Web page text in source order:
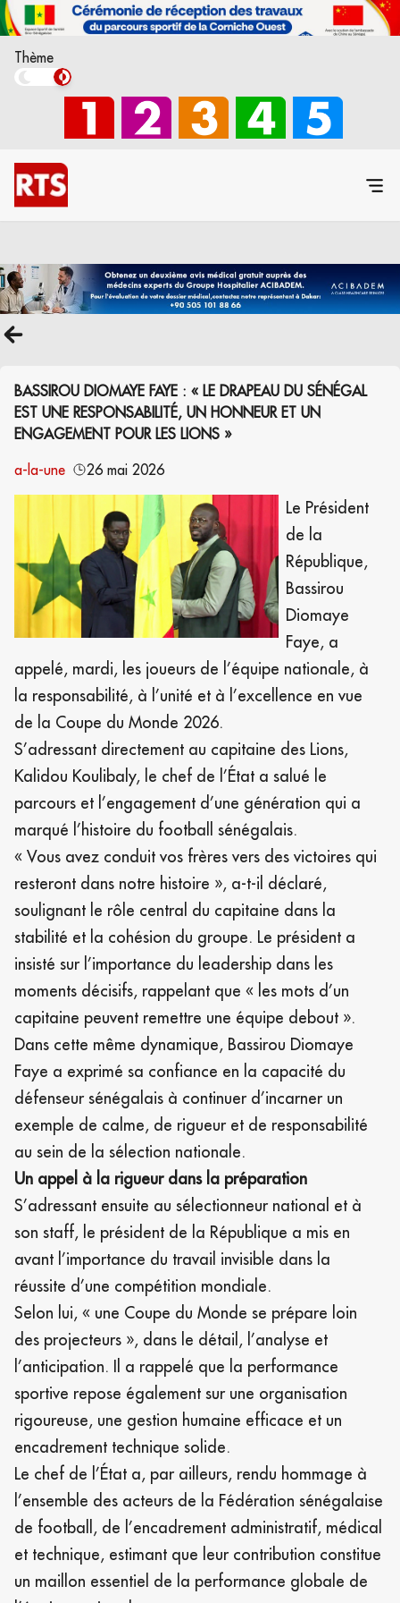
Thème
BASSIROU DIOMAYE FAYE : « LE DRAPEAU DU SÉNÉGAL
EST UNE RESPONSABILITÉ, UN HONNEUR ET UN
ENGAGEMENT POUR LES LIONS »
a-la-une
26 mai 2026
Le Président
de la
République,
Bassirou
Diomaye
Faye, a
appelé, mardi, les joueurs de l’équipe nationale, à
la responsabilité, à l’unité et à l’excellence en vue
de la Coupe du Monde 2026.
S’adressant directement au capitaine des Lions,
Kalidou Koulibaly, le chef de l’État a salué le
parcours et l’engagement d’une génération qui a
marqué l’histoire du football sénégalais.
« Vous avez conduit vos frères vers des victoires qui
resteront dans notre histoire », a-t-il déclaré,
soulignant le rôle central du capitaine dans la
stabilité et la cohésion du groupe. Le président a
insisté sur l’importance du leadership dans les
moments décisifs, rappelant que « les mots d’un
capitaine peuvent remettre une équipe debout ».
Dans cette même dynamique, Bassirou Diomaye
Faye a exprimé sa confiance en la capacité du
défenseur sénégalais à continuer d’incarner un
exemple de calme, de rigueur et de responsabilité
au sein de la sélection nationale.
Un appel à la rigueur dans la préparation
S’adressant ensuite au sélectionneur national et à
son staff, le président de la République a mis en
avant l’importance du travail invisible dans la
réussite d’une compétition mondiale.
Selon lui, « une Coupe du Monde se prépare loin
des projecteurs », dans le détail, l’analyse et
l’anticipation. Il a rappelé que la performance
sportive repose également sur une organisation
rigoureuse, une gestion humaine efficace et un
encadrement technique solide.
Le chef de l’État a, par ailleurs, rendu hommage à
l’ensemble des acteurs de la Fédération sénégalaise
de football, de l’encadrement administratif, médical
et technique, estimant que leur contribution constitue
un maillon essentiel de la performance globale de